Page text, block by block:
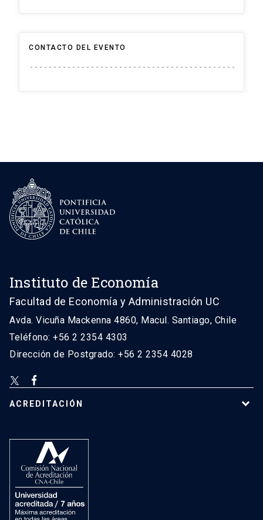
CONTACTO DEL EVENTO
Instituto de Economía
Facultad de Economía y Administración UC
Avda. Vicuña Mackenna 4860, Macul. Santiago, Chile
Teléfono: +56 2 2354 4303
Dirección de Postgrado: +56 2 2354 4028
ACREDITACIÓN